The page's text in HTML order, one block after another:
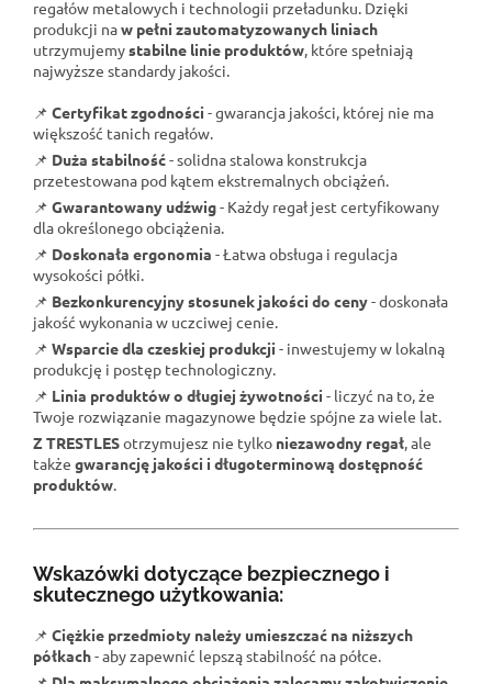
regałów metalowych i technologii przeładunku. Dzięki
produkcji naw pełni zautomatyzowanych liniach
utrzymujemystabilne linie produktów , które spełniają
najwyższe standardy jakości.
📌 Certyfikat zgodności - gwarancja jakości, której nie ma
większość tanich regałów.
📌 Duża stabilność- solidna stalowa konstrukcja
przetestowana pod kątem ekstremalnych obciążeń.
📌 Gwarantowany udźwig- Każdy regał jest certyfikowany
dla określonego obciążenia.
📌 Doskonała ergonomia - Łatwa obsługa i regulacja
wysokości półki.
📌 Bezkonkurencyjny stosunek jakości do ceny- doskonała
jakość wykonania w uczciwej cenie.
📌 Wsparcie dla czeskiej produkcji - inwestujemy w lokalną
produkcję i postęp technologiczny.
📌 Linia produktów o długiej żywotności - liczyć na to, że
Twoje rozwiązanie magazynowe będzie spójne za wiele lat.
Z TRESTLESotrzymujesz nie tylko niezawodny regał , ale
także gwarancję jakości i długoterminową dostępność
produktów
Wskazówki dotyczące bezpiecznego i
skutecznego użytkowania:
📌 Ciężkie przedmioty należy umieszczać na niższych
półkach- aby zapewnić lepszą stabilność na półce.